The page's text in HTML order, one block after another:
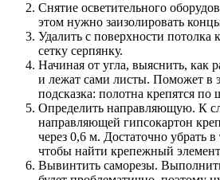
Снятие осветительного
этом нужно заизолировать
Удалить с поверхности потолка
сетку серпянку.
Начиная от угла, выяснить, как
и лежат сами листы. Поможет в
подсказка: полотна крепятся
Определить направляющую. К
направляющей гипсокартон
через 0,6 м. Достаточно убрать
чтобы найти крепежный
Вывинтить саморезы.